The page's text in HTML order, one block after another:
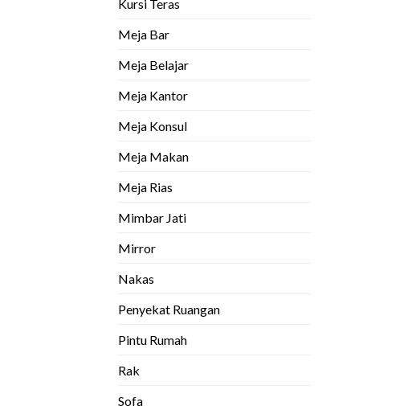
Kursi Teras
Meja Bar
Meja Belajar
Meja Kantor
Meja Konsul
Meja Makan
Meja Rias
Mimbar Jati
Mirror
Nakas
Penyekat Ruangan
Pintu Rumah
Rak
Sofa